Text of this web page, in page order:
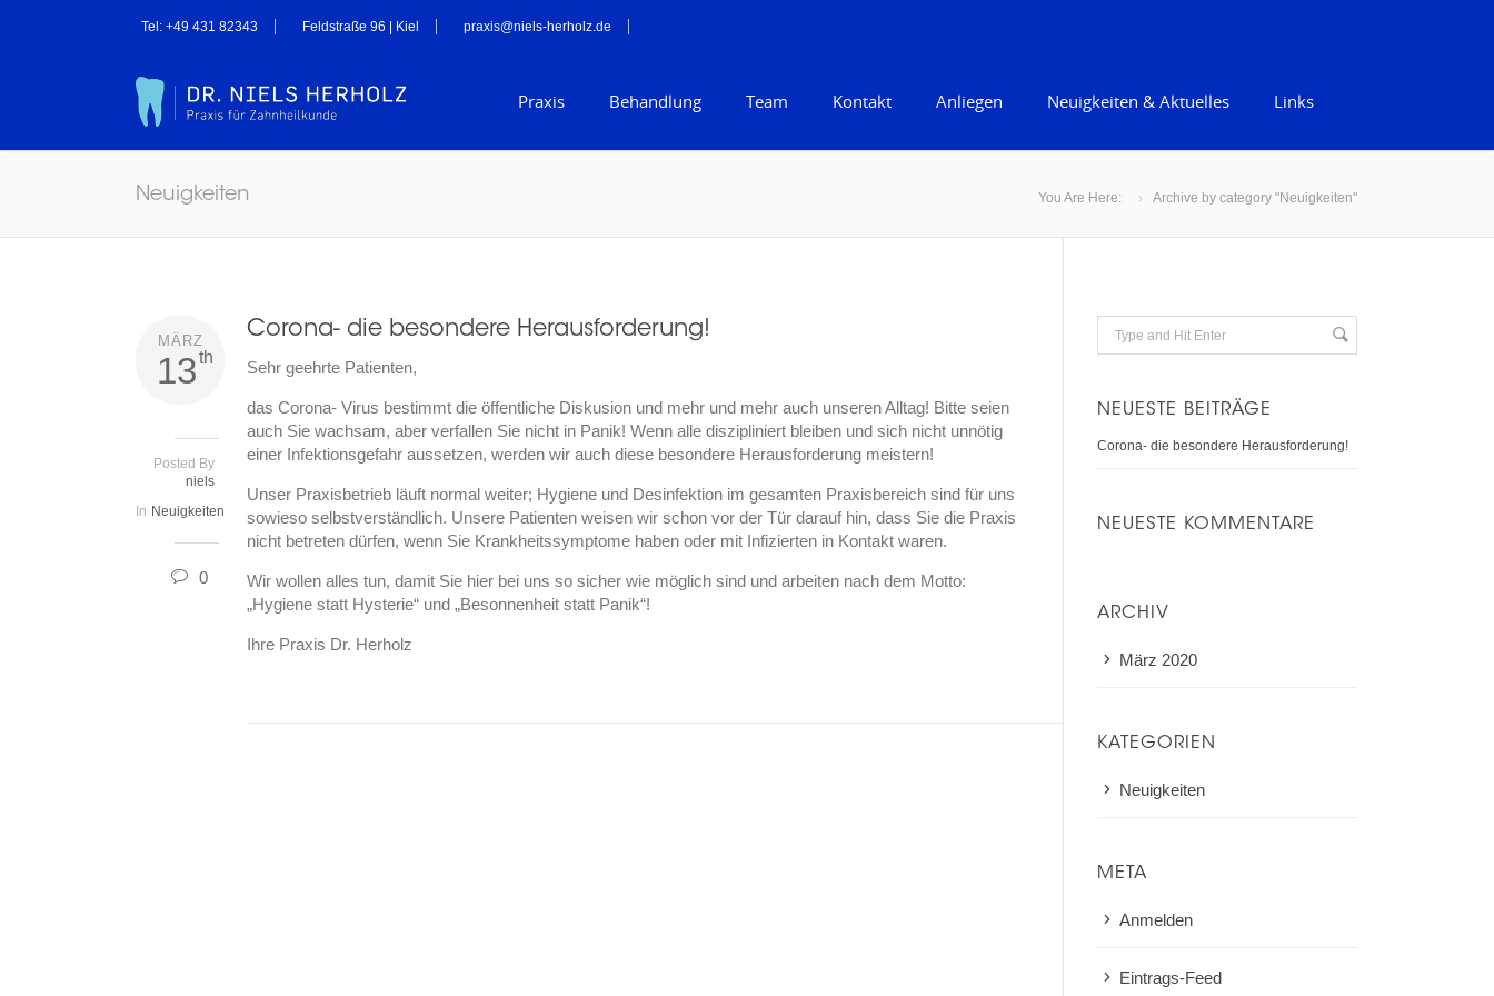
Tel: +49 431 82343 Feldstraße 96 | Kiel praxis@niels-herholz.de
Praxis Behandlung Team Kontakt Anliegen Neuigkeiten & Aktuelles Links
Neuigkeiten You Are Here: Archive by category "Neuigkeiten"
13th
MÄRZ
Posted By
niels
In Neuigkeiten
0
Corona- die besondere Herausforderung!
Sehr geehrte Patienten,
das Corona- Virus bestimmt die öffentliche Diskusion und mehr und mehr auch unseren Alltag! Bitte seien
auch Sie wachsam, aber verfallen Sie nicht in Panik! Wenn alle diszipliniert bleiben und sich nicht unnötig
einer Infektionsgefahr aussetzen, werden wir auch diese besondere Herausforderung meistern!
Unser Praxisbetrieb läuft normal weiter; Hygiene und Desinfektion im gesamten Praxisbereich sind für uns
sowieso selbstverständlich. Unsere Patienten weisen wir schon vor der Tür darauf hin, dass Sie die Praxis
nicht betreten dürfen, wenn Sie Krankheitssymptome haben oder mit Infizierten in Kontakt waren.
Wir wollen alles tun, damit Sie hier bei uns so sicher wie möglich sind und arbeiten nach dem Motto:
„Hygiene statt Hysterie“ und „Besonnenheit statt Panik“!
Ihre Praxis Dr. Herholz
NEUESTE BEITRÄGE
Corona- die besondere Herausforderung!
NEUESTE KOMMENTARE
ARCHIV
März 2020
KATEGORIEN
Neuigkeiten
META
Anmelden
Eintrags-Feed